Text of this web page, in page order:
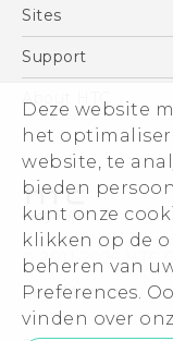
Deze website
het
website, te
bieden
kunt onze
klikken op de
beheren van
Preferences.
vinden over
Deutsch -
English -
Telefoons
Vive
Accessoires
Sites
HTC Vive
Aan de slag
Support
Support voor
About HTC
ESG
Informatie over
Voor beleggers
Cookie
Vacatures
Security and
© 2011-2026 HTC
Legal terms